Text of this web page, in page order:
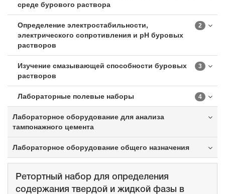
среде бурового раствора
Определение электростабильности,
электрического сопротивления и pH буровых
растворов
2
Изучение смазывающей способности буровых
растворов
3
Лабораторные полевые наборы 4
Лабораторное оборудование для анализа
тампонажного цемента
Лабораторное оборудование общего назначения
Ретортный набор для определения
содержания твердой и жидкой фазы в